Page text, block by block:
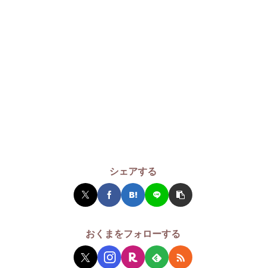
シェアする
おくまをフォローする